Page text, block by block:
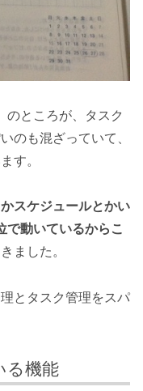
のところが、タスク
のも混ざっていて、
す。
スケジュールとかい
で動いているからこ
ました。
とタスク管理をスパ
る機能